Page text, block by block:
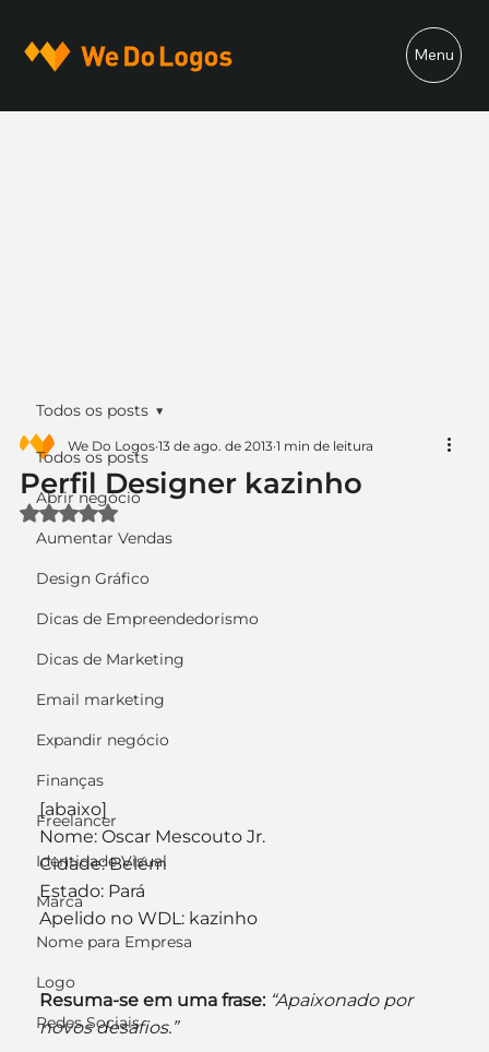
Menu
Todos os posts
Abrir negócio
Aumentar Vendas
Design Gráfico
Dicas de Empreendedorismo
Dicas de Marketing
Email marketing
Expandir negócio
Finanças
Freelancer
Identidade Visual
Marca
Nome para Empresa
Logo
Redes Sociais
Todos os posts
Perfil Designer kazinho
We Do Logos 13 de ago. de 2013 1 min de leitura
Avaliado com NaN de 5 estrelas.
[abaixo]
Nome: Oscar Mescouto Jr.
Cidade: Belém
Estado: Pará
Apelido no WDL: kazinho
Resuma-se em uma frase: “Apaixonado por
novos desafios.”